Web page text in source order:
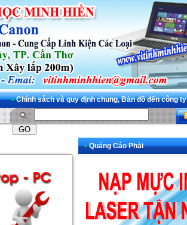
• Chính sách và quy định chung, Bản đồ đến công ty
• Quảng Cáo Phải